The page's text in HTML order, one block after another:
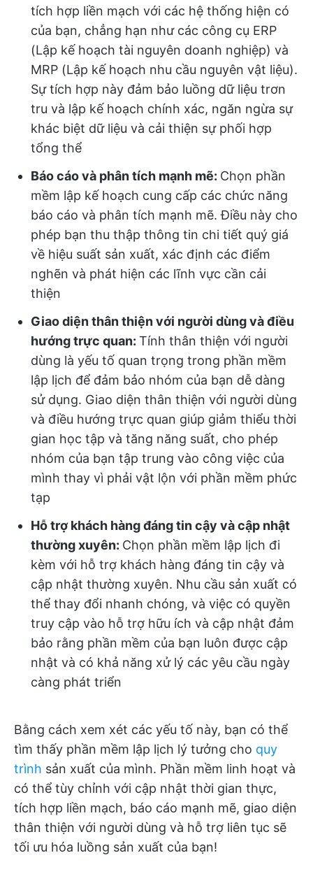
tích hợp liền mạch với các hệ thống hiện có
của bạn, chẳng hạn như các công cụ ERP
(Lập kế hoạch tài nguyên doanh nghiệp) và
MRP (Lập kế hoạch nhu cầu nguyên vật liệu).
Sự tích hợp này đảm bảo luồng dữ liệu trơn
tru và lập kế hoạch chính xác, ngăn ngừa sự
khác biệt dữ liệu và cải thiện sự phối hợp
tổng thể
Báo cáo và phân tích mạnh mẽ: Chọn phần
mềm lập kế hoạch cung cấp các chức năng
báo cáo và phân tích mạnh mẽ. Điều này cho
phép bạn thu thập thông tin chi tiết quý giá
về hiệu suất sản xuất, xác định các điểm
nghẽn và phát hiện các lĩnh vực cần cải
thiện
Giao diện thân thiện với người dùng và điều
hướng trực quan: Tính thân thiện với người
dùng là yếu tố quan trọng trong phần mềm
lập lịch để đảm bảo nhóm của bạn dễ dàng
sử dụng. Giao diện thân thiện với người dùng
và điều hướng trực quan giúp giảm thiểu thời
gian học tập và tăng năng suất, cho phép
nhóm của bạn tập trung vào công việc của
mình thay vì phải vật lộn với phần mềm phức
tạp
Hỗ trợ khách hàng đáng tin cậy và cập nhật
thường xuyên: Chọn phần mềm lập lịch đi
kèm với hỗ trợ khách hàng đáng tin cậy và
cập nhật thường xuyên. Nhu cầu sản xuất có
thể thay đổi nhanh chóng, và việc có quyền
truy cập vào hỗ trợ hữu ích và cập nhật đảm
bảo rằng phần mềm của bạn luôn được cập
nhật và có khả năng xử lý các yêu cầu ngày
càng phát triển
Bằng cách xem xét các yếu tố này, bạn có thể
tìm thấy phần mềm lập lịch lý tưởng cho quy
trình sản xuất của mình. Phần mềm linh hoạt và
có thể tùy chỉnh với cập nhật thời gian thực,
tích hợp liền mạch, báo cáo mạnh mẽ, giao diện
thân thiện với người dùng và hỗ trợ liên tục sẽ
tối ưu hóa luồng sản xuất của bạn!